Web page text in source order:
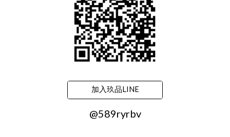
加入玖品LINE
@589ryrbv